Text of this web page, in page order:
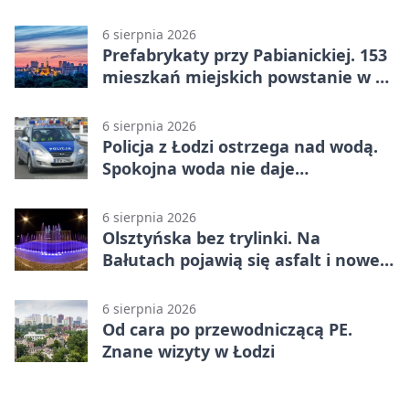
6 sierpnia 2026
Prefabrykaty przy Pabianickiej. 153
mieszkań miejskich powstanie w 15
6 sierpnia 2026
Policja z Łodzi ostrzega nad wodą.
Spokojna woda nie daje
6 sierpnia 2026
Olsztyńska bez trylinki. Na
Bałutach pojawią się asfalt i nowe
6 sierpnia 2026
Od cara po przewodniczącą PE.
Znane wizyty w Łodzi